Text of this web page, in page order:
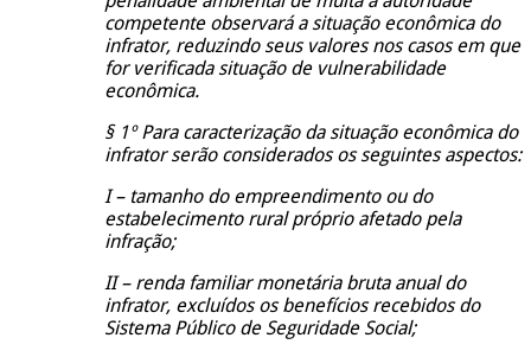
competente observará a situação econômica do
infrator, reduzindo seus valores nos casos em que
for verificada situação de vulnerabilidade
econômica.
§ 1º Para caracterização da situação econômica do
infrator serão considerados os seguintes aspectos:
I – tamanho do empreendimento ou do
estabelecimento rural próprio afetado pela
infração;
II – renda familiar monetária bruta anual do
infrator, excluídos os benefícios recebidos do
Sistema Público de Seguridade Social;